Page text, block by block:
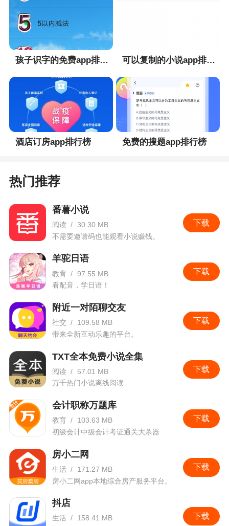
孩子识字的免费app排行榜 可以复制的小说app排行榜
酒店订房app排行榜 免费的搜题app排行榜
热门推荐
下载
番薯小说
阅读 / 30.30 MB
不需要邀请码也能观看小说赚钱。
下载
羊驼日语
教育 / 97.55 MB
看配音，学日语！
下载
附近一对陌聊交友
社交 /
109.58 MB
带来全新互动乐趣的平台。
下载
TXT全本免费小说全集
阅读 /
57.01 MB
万千热门小说离线阅读
下载
会计职称万题库
教育 /
103.63 MB
初级会计中级会计考证通关大杀器
下载
房小二网
生活 /
171.27 MB
房小二网app本地综合房产服务平台。
下载
抖店
生活 /
158.41 MB